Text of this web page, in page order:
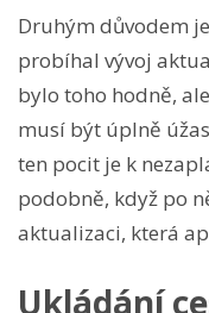
Druhým důvodem
probíhal vývoj
bylo toho hodně,
musí být úplně
ten pocit je k
podobně, když po
aktualizaci, která
Ukládání